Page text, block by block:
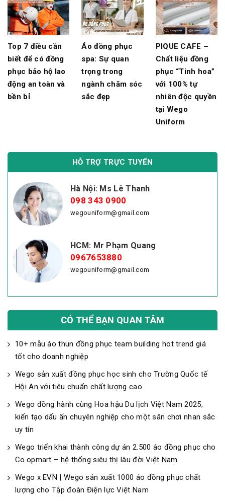
Top 7 điều cần
biết để có đồng
phục bảo hộ lao
động an toàn và
bền bỉ
Áo đồng phục
spa: Sự quan
trọng trong
ngành chăm sóc
sắc đẹp
PIQUE CAFE –
Chất liệu đồng
phục “Tinh hoa”
với 100% tự
nhiên độc quyền
tại Wego
Uniform
HỖ TRỢ TRỰC TUYẾN
Hà Nội: Ms Lê Thanh
098 343 0900
wegouniform@gmail.com
HCM: Mr Phạm Quang
0967653880
wegouniform@gmail.com
CÓ THỂ BẠN QUAN TÂM
10+ mẫu áo thun đồng phục team building hot trend giá
tốt cho doanh nghiệp
Wego sản xuất đồng phục học sinh cho Trường Quốc tế
Hội An với tiêu chuẩn chất lượng cao
Wego đồng hành cùng Hoa hậu Du lịch Việt Nam 2025,
kiến tạo dấu ấn chuyên nghiệp cho một sân chơi nhan sắc
uy tín
Wego triển khai thành công dự án 2.500 áo đồng phục cho
Co.opmart – hệ thống siêu thị lâu đời Việt Nam
Wego x EVN | Wego sản xuất 1000 áo đồng phục chất
lượng cho Tập đoàn Điện lực Việt Nam